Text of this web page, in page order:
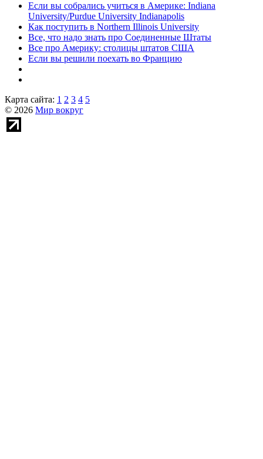
Если вы собрались учиться в Америке: Indiana
University/Purdue University Indianapolis
Как поступить в Northern Illinois University
Все, что надо знать про Соединенные Штаты
Все про Америку: столицы штатов США
Если вы решили поехать во Францию
Карта сайта: 1 2 3 4 5
© 2026 Мир вокруг